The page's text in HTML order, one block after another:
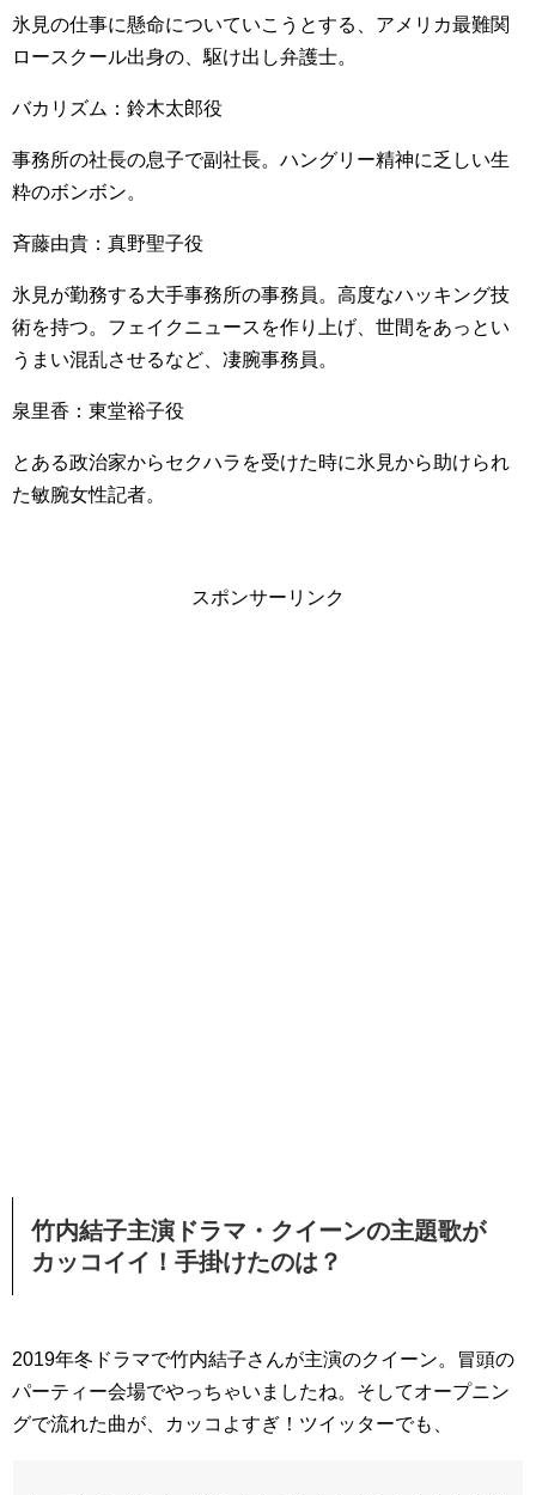
氷見の仕事に懸命についていこうとする、アメリカ最難関
ロースクール出身の、駆け出し弁護士。
バカリズム：鈴木太郎役
事務所の社長の息子で副社長。ハングリー精神に乏しい生
粋のボンボン。
斉藤由貴：真野聖子役
氷見が勤務する大手事務所の事務員。高度なハッキング技
術を持つ。フェイクニュースを作り上げ、世間をあっとい
うまい混乱させるなど、凄腕事務員。
泉里香：東堂裕子役
とある政治家からセクハラを受けた時に氷見から助けられ
た敏腕女性記者。
スポンサーリンク
竹内結子主演ドラマ・クイーンの主題歌が
カッコイイ！手掛けたのは？
2019年冬ドラマで竹内結子さんが主演のクイーン。冒頭の
パーティー会場でやっちゃいましたね。そしてオープニン
グで流れた曲が、カッコよすぎ！ツイッターでも、